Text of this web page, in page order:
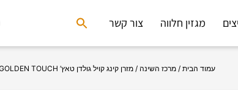
מגזין חלווה צור קשר
Search
for:
עמוד הבית / מרכז השינה / מזרן קינג קויל גולדן טאץ’ GOLDEN TOUCH מסדרת EXLUSIVE